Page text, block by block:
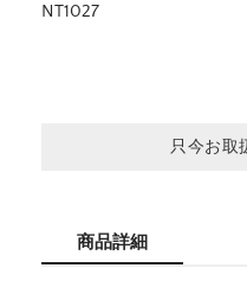
NT1027
只今お取
商品詳細